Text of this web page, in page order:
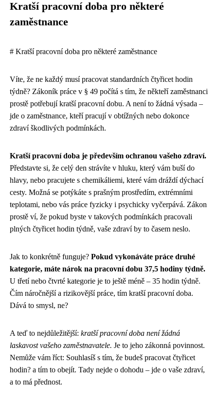
Kratší pracovní doba pro některé
zaměstnance
# Kratší pracovní doba pro některé zaměstnance
Víte, že ne každý musí pracovat standardních čtyřicet hodin
týdně? Zákoník práce v § 49 počítá s tím, že někteří zaměstnanci
prostě potřebují kratší pracovní dobu. A není to žádná výsada –
jde o zaměstnance, kteří pracují v obtížných nebo dokonce
zdraví škodlivých podmínkách.
Kratší pracovní doba je především ochranou vašeho zdraví.
Představte si, že celý den strávíte v hluku, který vám buší do
hlavy, nebo pracujete s chemikáliemi, které vám dráždí dýchací
cesty. Možná se potýkáte s prašným prostředím, extrémními
teplotami, nebo vás práce fyzicky i psychicky vyčerpává. Zákon
prostě ví, že pokud byste v takových podmínkách pracovali
plných čtyřicet hodin týdně, vaše zdraví by to časem neslo.
Jak to konkrétně funguje? Pokud vykonáváte práce druhé
kategorie, máte nárok na pracovní dobu 37,5 hodiny týdně.
U třetí nebo čtvrté kategorie je to ještě méně – 35 hodin týdně.
Čím náročnější a rizikovější práce, tím kratší pracovní doba.
Dává to smysl, ne?
A teď to nejdůležitější: kratší pracovní doba není žádná
laskavost vašeho zaměstnavatele. Je to jeho zákonná povinnost.
Nemůže vám říct: Souhlasíš s tím, že budeš pracovat čtyřicet
hodin? a tím to obejít. Tady nejde o dohodu – jde o vaše zdraví,
a to má přednost.